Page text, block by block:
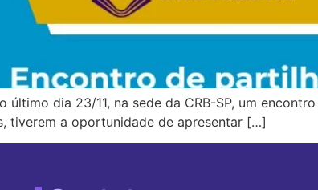
último dia 23/11, na sede da CRB-SP, um
tiverem a oportunidade de apresentar […]